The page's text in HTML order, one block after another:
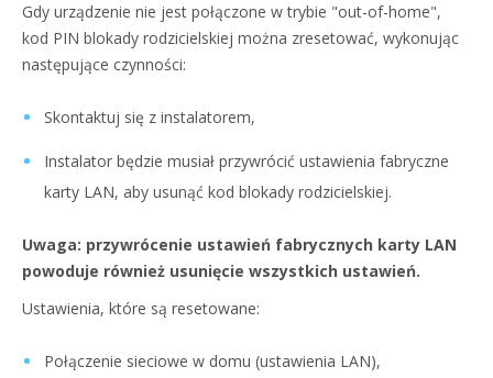
Gdy urządzenie nie jest połączone w trybie "out-of-home",
kod PIN blokady rodzicielskiej można zresetować, wykonując
następujące czynności:
Skontaktuj się z instalatorem,
Instalator będzie musiał przywrócić ustawienia fabryczne
karty LAN, aby usunąć kod blokady rodzicielskiej.
Uwaga: przywrócenie ustawień fabrycznych karty LAN
powoduje również usunięcie wszystkich ustawień.
Ustawienia, które są resetowane:
Połączenie sieciowe w domu (ustawienia LAN),